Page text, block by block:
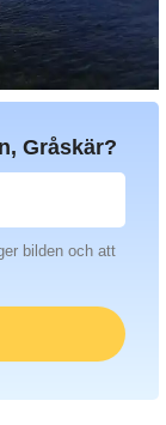
Gråskär?
bilden och att